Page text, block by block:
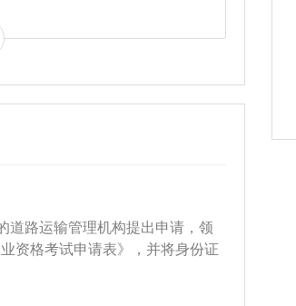
道路运输管理机构提出申请，领
资格考试申请表》，并将身份证
通过审核后，车主就需要缴纳